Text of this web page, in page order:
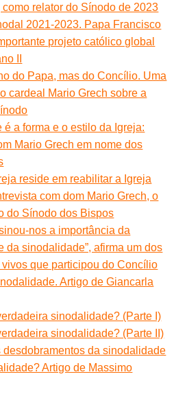
como relator do Sínodo de 2023
2021-2023. Papa Francisco
projeto católico global
II
do Papa, mas do Concílio. Uma
cardeal Mario Grech sobre a
é a forma e o estilo da Igreja:
Mario Grech em nome dos
reside em reabilitar a Igreja
com dom Mario Grech, o
do Sínodo dos Bispos
nos a importância da
da sinodalidade”, afirma um dos
que participou do Concílio
Artigo de Giancarla
sinodalidade? (Parte I)
sinodalidade? (Parte II)
desdobramentos da sinodalidade
Artigo de Massimo